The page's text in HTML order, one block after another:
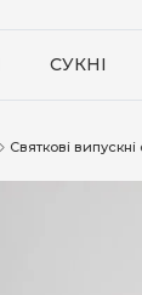
СУКНІ
Святкові випускні